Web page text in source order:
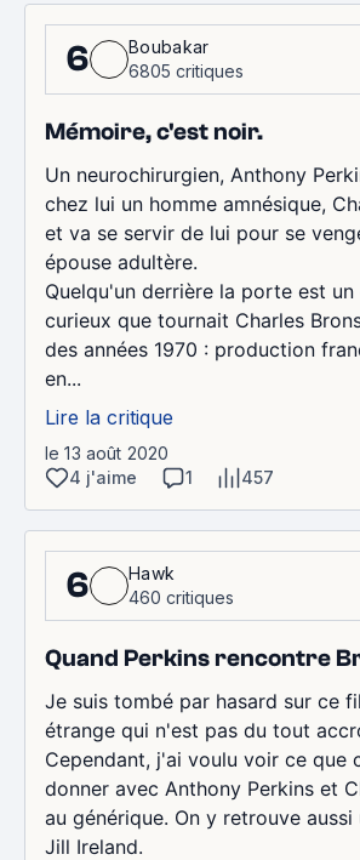
6
Boubakar
6805 critiques
Mémoire, c'est noir.
Un neurochirurgien, Anthony
chez lui un homme amnésique,
et va se servir de lui pour se
épouse adultère.
Quelqu'un derrière la porte est
curieux que tournait Charles
des années 1970 : production
en...
Lire la critique
le 13 août 2020
4 j'aime
1 457
6
Hawk
460 critiques
Quand Perkins rencontre
Je suis tombé par hasard sur ce
étrange qui n'est pas du tout
Cependant, j'ai voulu voir ce que
donner avec Anthony Perkins et
au générique. On y retrouve
Jill Ireland.